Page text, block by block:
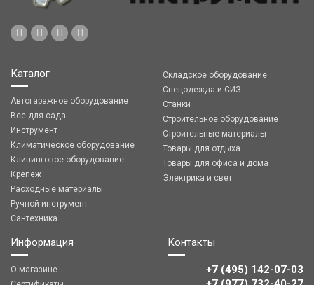
Каталог
Автогаражное оборудование
Все для сада
Инструмент
Климатическое оборудование
Клининговое оборудование
Крепеж
Расходные материалы
Ручной инструмент
Сантехника
Складское оборудование
Спецодежда и СИЗ
Станки
Строительное оборудование
Строительные материалы
Товары для отдыха
Товары для офиса и дома
Электрика и свет
Информация
О магазине
Контакты
+7 (495) 142-07-03